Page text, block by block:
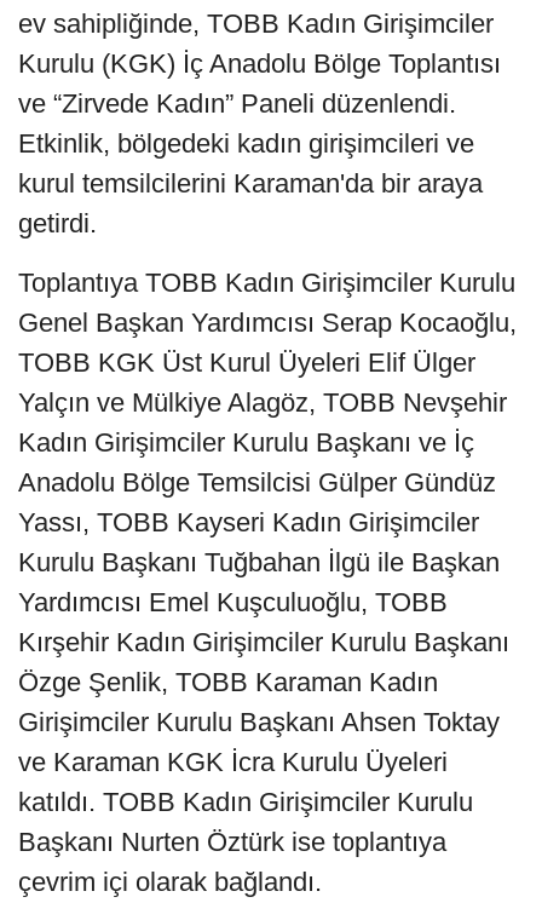
ev sahipliğinde, TOBB Kadın Girişimciler
Kurulu (KGK) İç Anadolu Bölge Toplantısı
ve “Zirvede Kadın” Paneli düzenlendi.
Etkinlik, bölgedeki kadın girişimcileri ve
kurul temsilcilerini Karaman'da bir araya
getirdi.
Toplantıya TOBB Kadın Girişimciler Kurulu
Genel Başkan Yardımcısı Serap Kocaoğlu,
TOBB KGK Üst Kurul Üyeleri Elif Ülger
Yalçın ve Mülkiye Alagöz, TOBB Nevşehir
Kadın Girişimciler Kurulu Başkanı ve İç
Anadolu Bölge Temsilcisi Gülper Gündüz
Yassı, TOBB Kayseri Kadın Girişimciler
Kurulu Başkanı Tuğbahan İlgü ile Başkan
Yardımcısı Emel Kuşculuoğlu, TOBB
Kırşehir Kadın Girişimciler Kurulu Başkanı
Özge Şenlik, TOBB Karaman Kadın
Girişimciler Kurulu Başkanı Ahsen Toktay
ve Karaman KGK İcra Kurulu Üyeleri
katıldı. TOBB Kadın Girişimciler Kurulu
Başkanı Nurten Öztürk ise toplantıya
çevrim içi olarak bağlandı.